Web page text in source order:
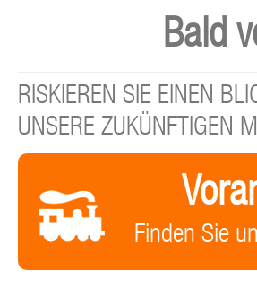
Bald
RISKIEREN SIE EINEN
UNSERE ZUKÜNFTIGEN
Finden Sie